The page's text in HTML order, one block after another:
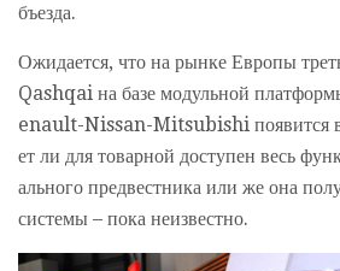
бъезда.
Ожидается, что на рынке Европы
Qashqai на базе модульной
enault-Nissan-Mitsubishi появится в
ет ли для товарной доступен весь
ального предвестника или же она
системы – пока неизвестно.